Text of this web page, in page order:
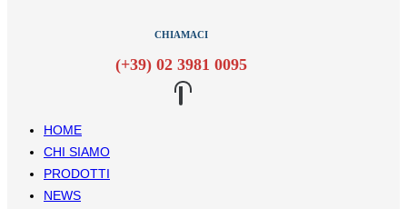
CHIAMACI
(+39) 02 3981 0095
HOME
CHI SIAMO
PRODOTTI
NEWS